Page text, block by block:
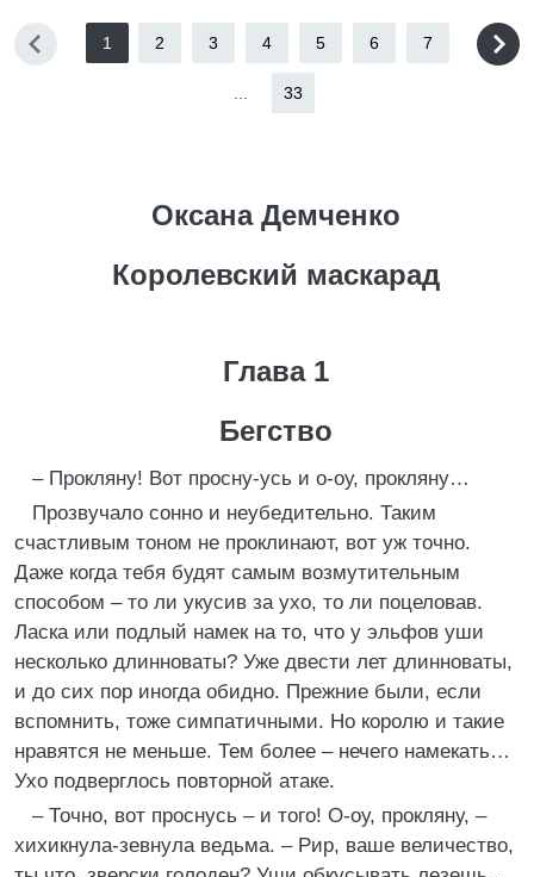
1 2 3 4 5 6 7
33
Оксана Демченко
Королевский маскарад
Глава 1
Бегство
– Прокляну! Вот просну-усь и о-оу, прокляну…
Прозвучало сонно и неубедительно. Таким
счастливым тоном не проклинают, вот уж точно.
Даже когда тебя будят самым возмутительным
способом – то ли укусив за ухо, то ли поцеловав.
Ласка или подлый намек на то, что у эльфов уши
несколько длинноваты? Уже двести лет длинноваты,
и до сих пор иногда обидно. Прежние были, если
вспомнить, тоже симпатичными. Но королю и такие
нравятся не меньше. Тем более – нечего намекать…
Ухо подверглось повторной атаке.
– Точно, вот проснусь – и того! О-оу, прокляну, –
хихикнула-зевнула ведьма. – Рир, ваше величество,